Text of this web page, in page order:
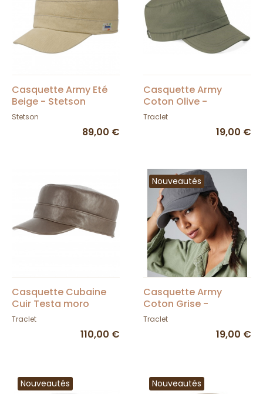
Casquette Army Eté
Beige - Stetson
Stetson
89,00 €
Casquette Army
Coton Olive -
Beechfield
Traclet
19,00 €
Casquette Cubaine
Cuir Testa moro
Booster- Traclet
Traclet
110,00 €
Nouveautés
Casquette Army
Coton Grise -
Beechfield
Traclet
19,00 €
Nouveautés Nouveautés